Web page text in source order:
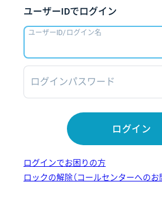
ユーザーIDでログイン
ユーザーID/ログイン名
ログインパスワード
ログイン
ログインでお困りの方
ロックの解除（コールセンターへのお